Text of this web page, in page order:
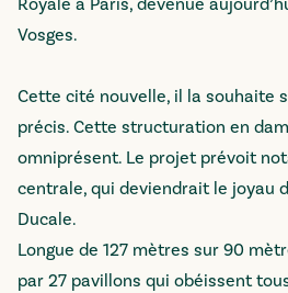
Royale à Paris, devenue
Vosges.
Cette cité nouvelle, il la souhaite
précis. Cette structuration en
omniprésent. Le projet prévoit
centrale, qui deviendrait le joyau
Ducale.
Longue de 127 mètres sur 90
par 27 pavillons qui obéissent